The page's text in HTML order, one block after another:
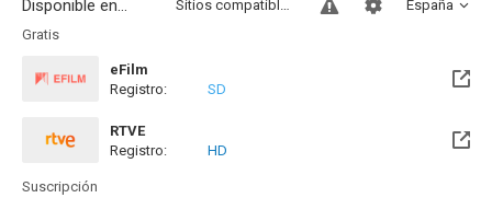
Disponible en... España
Sitios compatibles
Gratis
eFilm
Registro:
SD
RTVE
Registro:
HD
Suscripción